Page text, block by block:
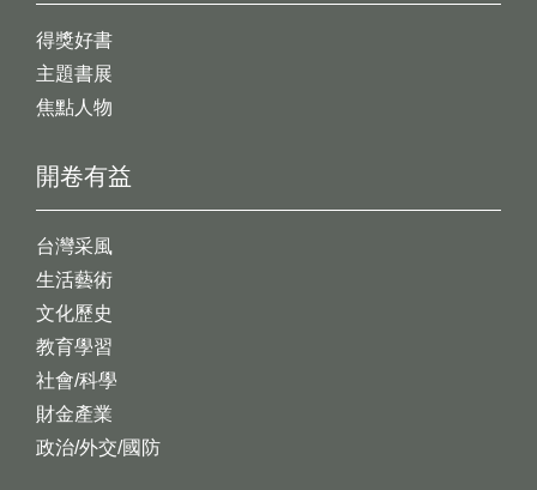
開卷有益
台灣采風
生活藝術
文化歷史
教育學習
社會/科學
財金產業
政治/外交/國防
得獎好書
主題書展
焦點人物